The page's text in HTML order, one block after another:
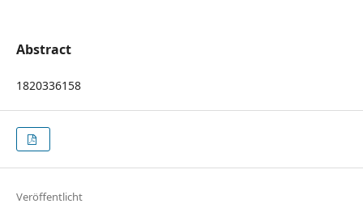
Abstract
1820336158
Veröffentlicht